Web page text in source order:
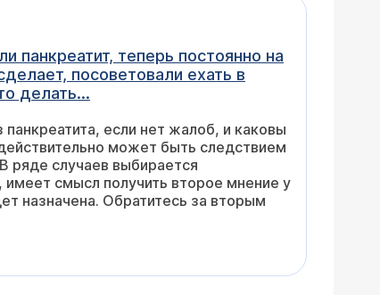
панкреатит, теперь постоянно на
посоветовали ехать в
делать...
если нет жалоб, и каковы
может быть следствием
ряде случаев выбирается
смысл получить второе мнение у
назначена. Обратитесь за вторым